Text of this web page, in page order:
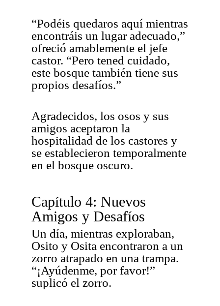
“Podéis quedaros aquí mientras
encontráis un lugar adecuado,”
ofreció amablemente el jefe
castor. “Pero tened cuidado,
este bosque también tiene sus
propios desafíos.”
Agradecidos, los osos y sus
amigos aceptaron la
hospitalidad de los castores y
se establecieron temporalmente
en el bosque oscuro.
Capítulo 4: Nuevos
Amigos y Desafíos
Un día, mientras exploraban,
Osito y Osita encontraron a un
zorro atrapado en una trampa.
“¡Ayúdenme, por favor!”
suplicó el zorro.